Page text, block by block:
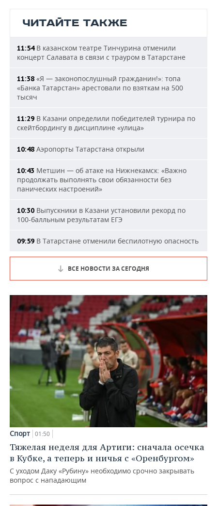
ЧИТАЙТЕ ТАКЖЕ
11:54В казанском театре Тинчурина отменили
концерт Салавата в связи с трауром в Татарстане
11:38 «Я — законопослушный гражданин!»: топа
«Банка Татарстан» арестовали по взяткам на 500
тысяч
11:29 В Казани определили победителей турнира по
скейтбордингу в дисциплине «улица»
10:48 Аэропорты Татарстана открыли
10:43 Метшин — об атаке на Нижнекамск: «Важно
продолжать выполнять свои обязанности без
панических настроений»
10:30 Выпускники в Казани установили рекорд по
100-балльным результатам ЕГЭ
09:59 В Татарстане отменили беспилотную опасность
ВСЕ НОВОСТИ ЗА СЕГОДНЯ
Спорт 01:50
Тяжелая неделя для Артиги: сначала осечка
в Кубке, а теперь и ничья с «Оренбургом»
С уходом Даку «Рубину» необходимо срочно закрывать
вопрос с нападающим